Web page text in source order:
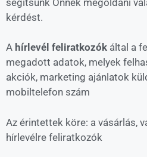
kérdést.
A hírlevél feliratkozók által a
megadott adatok, melyek
akciók, marketing ajánlatok
mobiltelefon szám
Az érintettek köre: a vásárlás,
hírlevélre feliratkozók